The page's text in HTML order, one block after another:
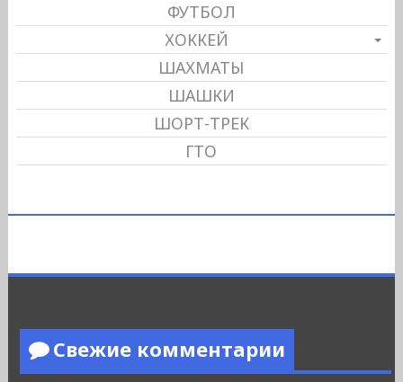
ФУТБОЛ
ХОККЕЙ
ШАХМАТЫ
ШАШКИ
ШОРТ-ТРЕК
ГТО
Свежие комментарии